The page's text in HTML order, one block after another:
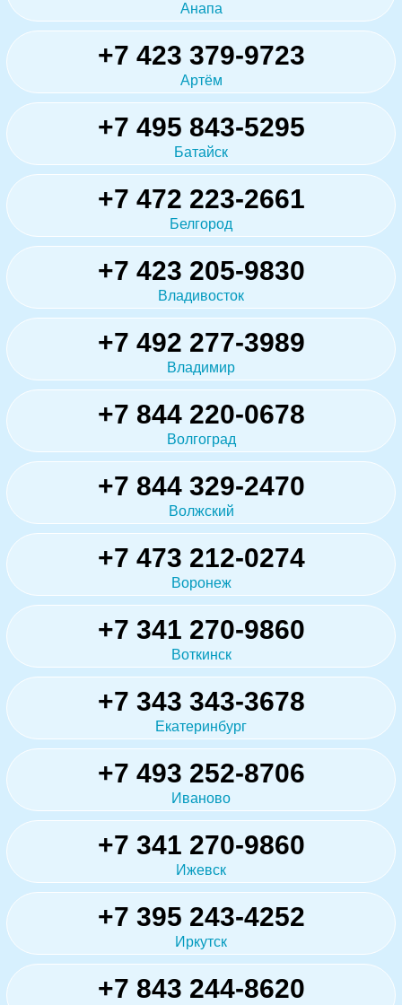
Анапа
+7 423 379-9723
Артём
+7 495 843-5295
Батайск
+7 472 223-2661
Белгород
+7 423 205-9830
Владивосток
+7 492 277-3989
Владимир
+7 844 220-0678
Волгоград
+7 844 329-2470
Волжский
+7 473 212-0274
Воронеж
+7 341 270-9860
Воткинск
+7 343 343-3678
Екатеринбург
+7 493 252-8706
Иваново
+7 341 270-9860
Ижевск
+7 395 243-4252
Иркутск
+7 843 244-8620